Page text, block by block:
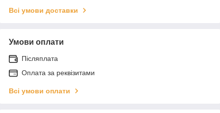
Всі умови доставки
Умови оплати
Післяплата
Оплата за реквізитами
Всі умови оплати